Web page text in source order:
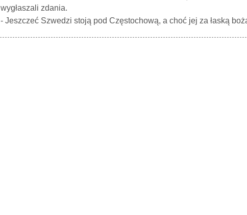
wygłaszali zdania.
- Jeszczeć Szwedzi stoją pod Częstochową, a choć jej za łaską